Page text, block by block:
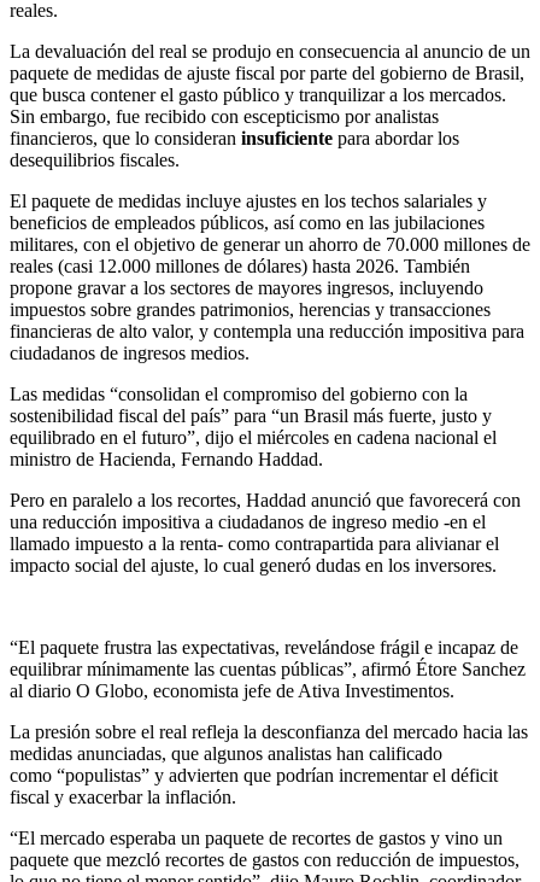
reales.
La devaluación del real se produjo en consecuencia al anuncio de un
paquete de medidas de ajuste fiscal por parte del gobierno de Brasil,
que busca contener el gasto público y tranquilizar a los mercados.
Sin embargo, fue recibido con escepticismo por analistas
financieros, que lo consideran insuficiente para abordar los
desequilibrios fiscales.
El paquete de medidas incluye ajustes en los techos salariales y
beneficios de empleados públicos, así como en las jubilaciones
militares, con el objetivo de generar un ahorro de 70.000 millones de
reales (casi 12.000 millones de dólares) hasta 2026. También
propone gravar a los sectores de mayores ingresos, incluyendo
impuestos sobre grandes patrimonios, herencias y transacciones
financieras de alto valor, y contempla una reducción impositiva para
ciudadanos de ingresos medios.
Las medidas “consolidan el compromiso del gobierno con la
sostenibilidad fiscal del país” para “un Brasil más fuerte, justo y
equilibrado en el futuro”, dijo el miércoles en cadena nacional el
ministro de Hacienda, Fernando Haddad.
Pero en paralelo a los recortes, Haddad anunció que favorecerá con
una reducción impositiva a ciudadanos de ingreso medio -en el
llamado impuesto a la renta- como contrapartida para alivianar el
impacto social del ajuste, lo cual generó dudas en los inversores.
“El paquete frustra las expectativas, revelándose frágil e incapaz de
equilibrar mínimamente las cuentas públicas”, afirmó Étore Sanchez
al diario O Globo, economista jefe de Ativa Investimentos.
La presión sobre el real refleja la desconfianza del mercado hacia las
medidas anunciadas, que algunos analistas han calificado
como “populistas” y advierten que podrían incrementar el déficit
fiscal y exacerbar la inflación.
“El mercado esperaba un paquete de recortes de gastos y vino un
paquete que mezcló recortes de gastos con reducción de impuestos,